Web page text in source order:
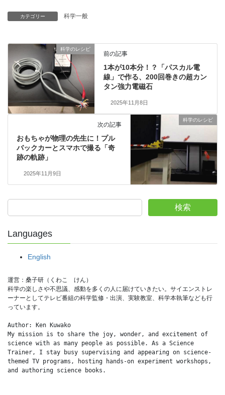
カテゴリー 科学一般
科学のレシピ
前の記事
1本が10本分！？「パスカル電
線」で作る、200回巻きの超カン
タン強力電磁石
2025年11月8日
科学のレシピ
次の記事
おもちゃが物理の先生に！プル
バックカーとスマホで撮る「奇
跡の軌跡」
2025年11月9日
検索
Languages
English
運営：桑子研（くわこ　けん）
科学の楽しさや不思議、感動を多くの人に届けていきたい。サイエンストレ
ーナーとしてテレビ番組の科学監修・出演、実験教室、科学本執筆なども行
っています。
Author: Ken Kuwako
My mission is to share the joy, wonder, and excitement of
science with as many people as possible. As a Science
Trainer, I stay busy supervising and appearing on science-
themed TV programs, hosting hands-on experiment workshops,
and authoring science books.